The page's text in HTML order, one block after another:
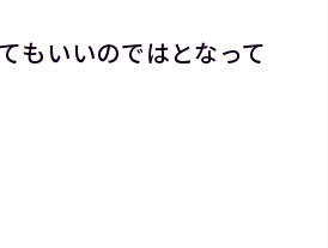
もいいのではとなって